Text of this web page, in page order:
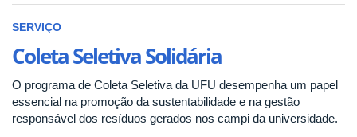
SERVIÇO
Coleta Seletiva Solidária
O programa de Coleta Seletiva da UFU desempenha um papel
essencial na promoção da sustentabilidade e na gestão
responsável dos resíduos gerados nos campi da universidade.